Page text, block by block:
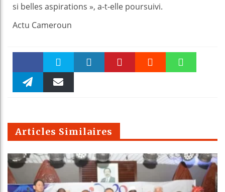
si belles aspirations », a-t-elle poursuivi.
Actu Cameroun
Faceboo Twitter
m
Articles Similaires